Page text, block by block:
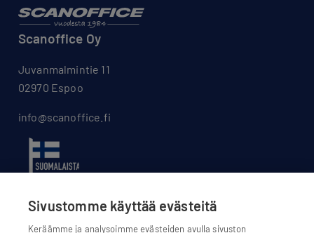
Scanoffice Oy
Juvanmalmintie 11
02970 Espoo
info@scanoffice.fi
Sivustomme käyttää evästeitä
Keräämme ja analysoimme evästeiden avulla sivuston